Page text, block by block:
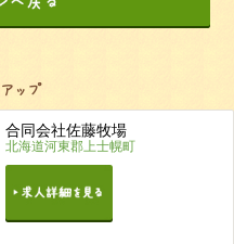
合同会社佐藤牧場
北海道河東郡上士幌町